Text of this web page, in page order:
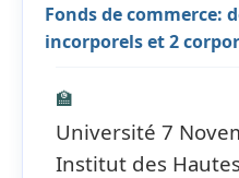
Fonds de commerce:
incorporels et 2
🏫
Université 7
Institut des